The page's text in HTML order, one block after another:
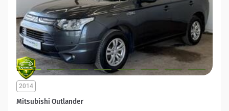
Mitsubishi Outlander
2014